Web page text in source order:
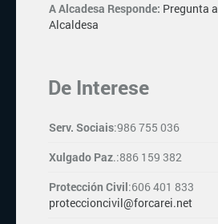
A Alcadesa Responde: Pregunta a
Alcaldesa
De Interese
Serv. Sociais:986 755 036
Xulgado Paz.:886 159 382
Protección Civil:606 401 833
proteccioncivil@forcarei.net